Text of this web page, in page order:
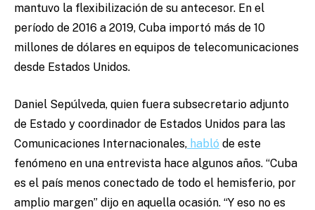
mantuvo la flexibilización de su antecesor. En el
período de 2016 a 2019, Cuba importó más de 10
millones de dólares en equipos de telecomunicaciones
desde Estados Unidos.
Daniel Sepúlveda, quien fuera subsecretario adjunto
de Estado y coordinador de Estados Unidos para las
Comunicaciones Internacionales, habló de este
fenómeno en una entrevista hace algunos años. “Cuba
es el país menos conectado de todo el hemisferio, por
amplio margen” dijo en aquella ocasión. “Y eso no es